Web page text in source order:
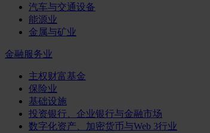
汽车与交通设备
能源业
金属与矿业
金融服务业
主权财富基金
保险业
基础设施
投资银行、企业银行与金融市场
数字化资产、加密货币与Web 3行业